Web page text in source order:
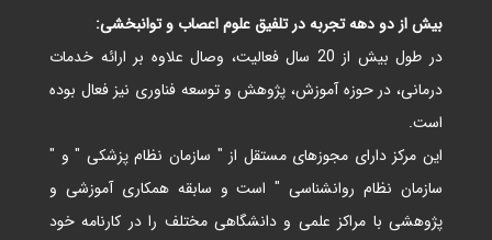
بیش از دو دهه تجربه در تلفیق علوم اعصاب و توانبخشی:
در طول بیش از 20 سال فعالیت، وصال علاوه بر ارائه خدمات
درمانی، در حوزه آموزش، پژوهش و توسعه فناوری نیز فعال بوده
است.
این مرکز دارای مجوزهای مستقل از " سازمان نظام پزشکی " و "
سازمان نظام روانشناسی " است و سابقه همکاری آموزشی و
پژوهشی با مراکز علمی و دانشگاهی مختلف را در کارنامه خود